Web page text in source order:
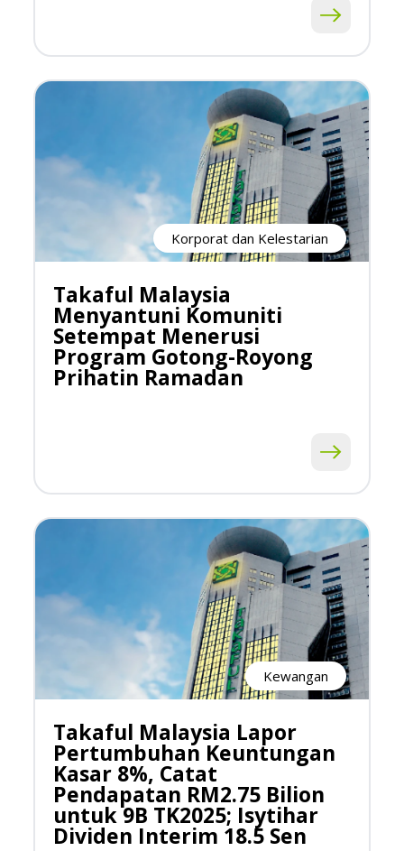
Korporat dan Kelestarian
Takaful Malaysia
Menyantuni Komuniti
Setempat Menerusi
Program Gotong-Royong
Prihatin Ramadan
Kewangan
Takaful Malaysia Lapor
Pertumbuhan Keuntungan
Kasar 8%, Catat
Pendapatan RM2.75 Bilion
untuk 9B TK2025; Isytihar
Dividen Interim 18.5 Sen